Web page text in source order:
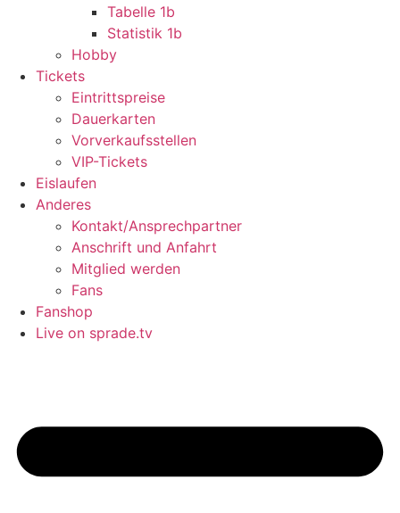
Tabelle 1b
Statistik 1b
Hobby
Tickets
Eintrittspreise
Dauerkarten
Vorverkaufsstellen
VIP-Tickets
Eislaufen
Anderes
Kontakt/Ansprechpartner
Anschrift und Anfahrt
Mitglied werden
Fans
Fanshop
Live on sprade.tv